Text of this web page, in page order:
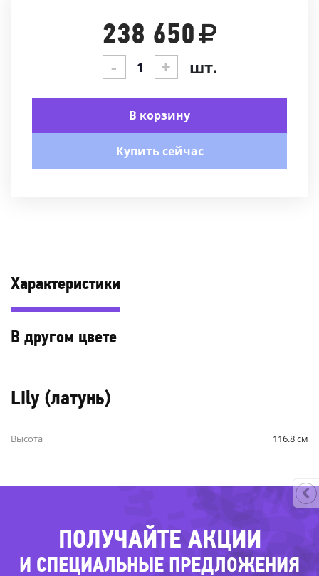
238 650
- + шт.
В корзину
Купить сейчас
Характеристики
В другом цвете
Lily (латунь)
Высота 116.8 см
ПОЛУЧАЙТЕ АКЦИИ
И СПЕЦИАЛЬНЫЕ ПРЕДЛОЖЕНИЯ
-79%
-
-38%
-36%
-
-
-
-84%